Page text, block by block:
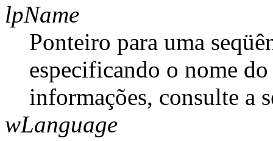
lpName
Ponteiro para uma
especificando o nome
informações, consulte a
wLanguage